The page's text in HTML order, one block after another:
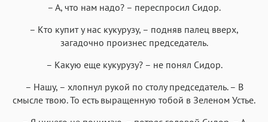
– А, что нам надо? – переспросил Сидор.
– Кто купит у нас кукурузу, – подняв палец вверх,
загадочно произнес председатель.
– Какую еще кукурузу? – не понял Сидор.
– Нашу, – хлопнул рукой по столу председатель. – В
смысле твою. То есть выращенную тобой в Зеленом Устье.